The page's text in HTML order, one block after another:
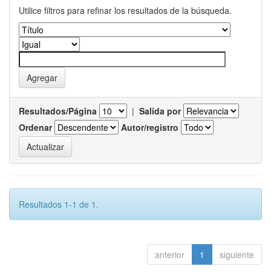
Utilice filtros para refinar los resultados de la búsqueda.
Resultados/Página | Salida por
Ordenar
Autor/registro
Resultados 1-1 de 1.
anterior 1 siguiente